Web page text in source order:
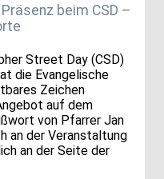
beim CSD –
Street Day (CSD)
die Evangelische
Zeichen
auf dem
von Pfarrer Jan
an der Veranstaltung
an der Seite der